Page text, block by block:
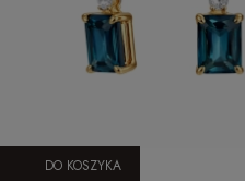
DO KOSZYKA